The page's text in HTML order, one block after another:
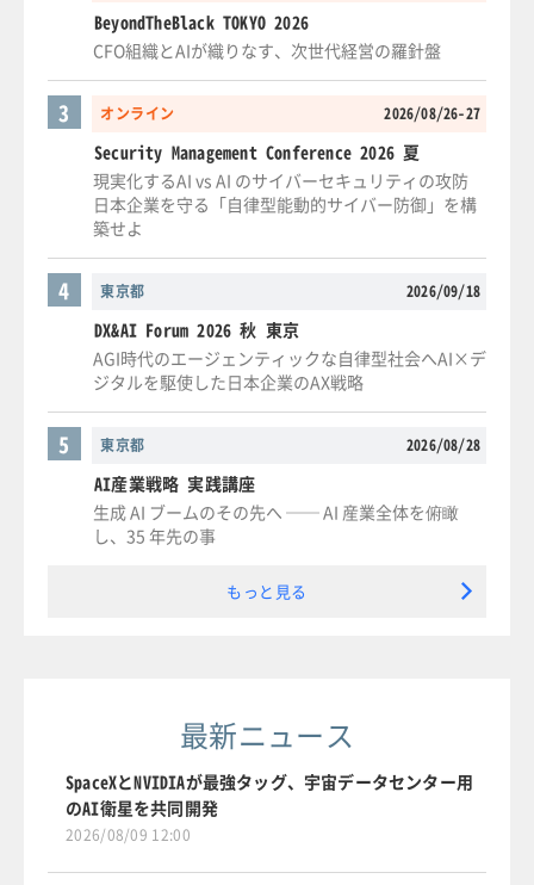
BeyondTheBlack TOKYO 2026
CFO組織とAIが織りなす、次世代経営の羅針盤
オンライン 2026/08/26-27
3
Security Management Conference 2026 夏
現実化するAI vs AI のサイバーセキュリティの攻防
日本企業を守る「自律型能動的サイバー防御」を構
築せよ
東京都 2026/09/18
4
DX&AI Forum 2026 秋 東京
AGI時代のエージェンティックな自律型社会へAI×デ
ジタルを駆使した日本企業のAX戦略
東京都 2026/08/28
5
AI産業戦略 実践講座
生成 AI ブームのその先へ ── AI 産業全体を俯瞰
し、35 年先の事
もっと見る
最新ニュース
SpaceXとNVIDIAが最強タッグ、宇宙データセンター用
のAI衛星を共同開発
2026/08/09 12:00